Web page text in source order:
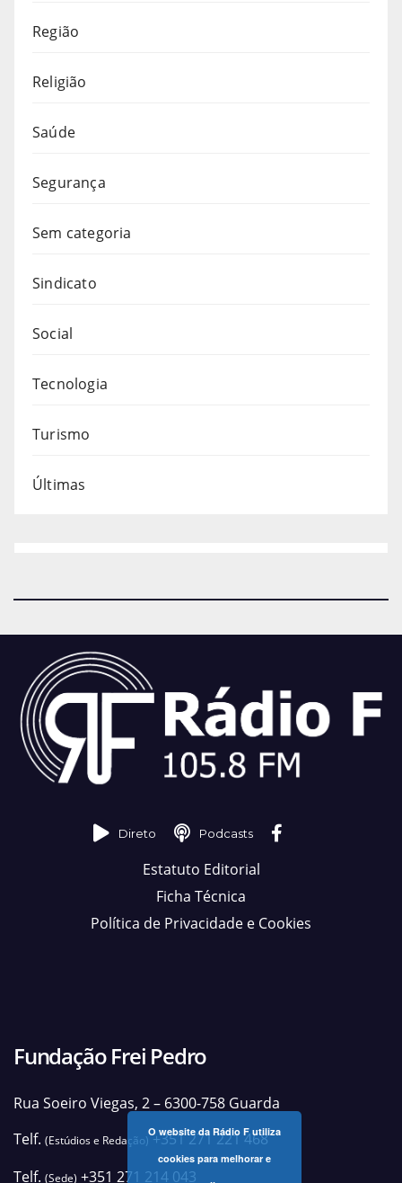
Região
Religião
Saúde
Segurança
Sem categoria
Sindicato
Social
Tecnologia
Turismo
Últimas
Direto Podcasts
Estatuto Editorial
Ficha Técnica
Política de Privacidade e Cookies
Fundação Frei Pedro
Rua Soeiro Viegas, 2 – 6300-758 Guarda
Telf. (Estúdios e Redação)+351 271 221 468
Telf. (Sede) +351 271 214 043
O website da Rádio F utiliza
cookies para melhorar e